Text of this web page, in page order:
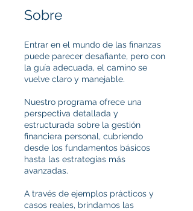
Sobre
Entrar en el mundo de las finanzas
puede parecer desafiante, pero con
la guía adecuada, el camino se
vuelve claro y manejable.
Nuestro programa ofrece una
perspectiva detallada y
estructurada sobre la gestión
financiera personal, cubriendo
desde los fundamentos básicos
hasta las estrategias más
avanzadas.
A través de ejemplos prácticos y
casos reales, brindamos las